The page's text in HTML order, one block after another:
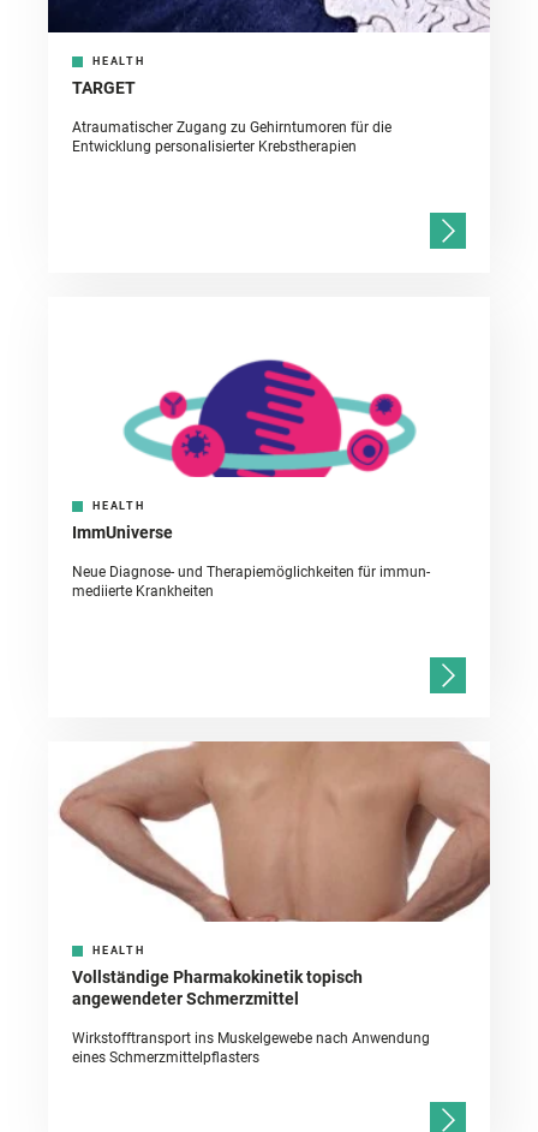
HEALTH
TARGET
Atraumatischer Zugang zu Gehirntumoren für die
Entwicklung personalisierter Krebstherapien
HEALTH
ImmUniverse
Neue Diagnose- und Therapiemöglichkeiten für immun-
mediierte Krankheiten
HEALTH
Vollständige Pharmakokinetik topisch
angewendeter Schmerzmittel
Wirkstofftransport ins Muskelgewebe nach Anwendung
eines Schmerzmittelpflasters